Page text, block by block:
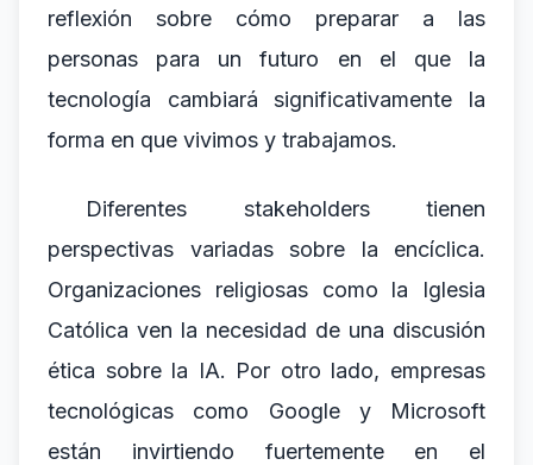
reflexión sobre cómo preparar a las
personas para un futuro en el que la
tecnología cambiará significativamente la
forma en que vivimos y trabajamos.
Diferentes stakeholders tienen
perspectivas variadas sobre la encíclica.
Organizaciones religiosas como la Iglesia
Católica ven la necesidad de una discusión
ética sobre la IA. Por otro lado, empresas
tecnológicas como Google y Microsoft
están invirtiendo fuertemente en el